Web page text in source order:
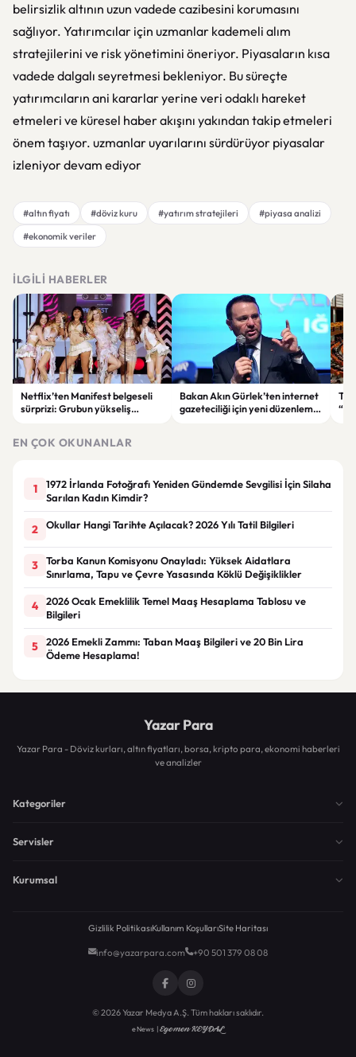
belirsizlik altının uzun vadede cazibesini korumasını
sağlıyor. Yatırımcılar için uzmanlar kademeli alım
stratejilerini ve risk yönetimini öneriyor. Piyasaların kısa
vadede dalgalı seyretmesi bekleniyor. Bu süreçte
yatırımcıların ani kararlar yerine veri odaklı hareket
etmeleri ve küresel haber akışını yakından takip etmeleri
önem taşıyor. uzmanlar uyarılarını sürdürüyor piyasalar
izleniyor devam ediyor
#altın fiyatı #döviz kuru #yatırım stratejileri
#piyasa analizi
#ekonomik veriler
İLGILI HABERLER
Netflix’ten Manifest belgeseli
sürprizi: Grubun yükseliş
Bakan Akın Gürlek’ten internet
gazeteciliği için yeni düzenleme
EN ÇOK OKUNANLAR
1
1972 İrlanda Fotoğrafı Yeniden Gündemde Sevgilisi İçin Silaha
Sarılan Kadın Kimdir?
2 Okullar Hangi Tarihte Açılacak? 2026 Yılı Tatil Bilgileri
3
Torba Kanun Komisyonu Onayladı: Yüksek Aidatlara
Sınırlama, Tapu ve Çevre Yasasında Köklü Değişiklikler
4
2026 Ocak Emeklilik Temel Maaş Hesaplama Tablosu ve
Bilgileri
5
2026 Emekli Zammı: Taban Maaş Bilgileri ve 20 Bin Lira
Ödeme Hesaplama!
Yazar Para
Yazar Para - Döviz kurları, altın fiyatları, borsa, kripto para, ekonomi haberleri
ve analizler
Kategoriler
Servisler
Kurumsal
Gizlilik PolitikasıKullanım KoşullarıSite Haritası
info@yazarpara.com +90 501 379 08 08
© 2026 Yazar Medya A.Ş. Tüm hakları saklıdır.
eNews |Egemen KEYDAL